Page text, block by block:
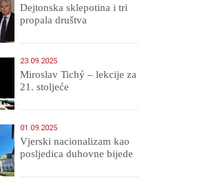
Dejtonska sklepotina i tri
propala društva
23.09.2025
Miroslav Tichý – lekcije za
21. stoljeće
01.09.2025
​Vjerski nacionalizam kao
posljedica duhovne bijede